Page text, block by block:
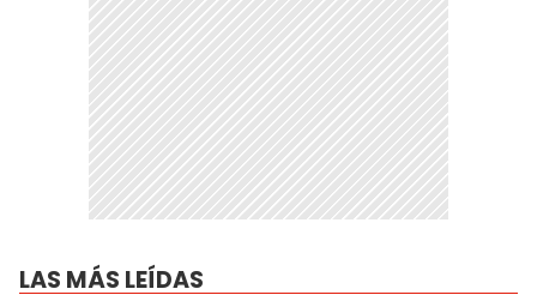
LAS MÁS LEÍDAS